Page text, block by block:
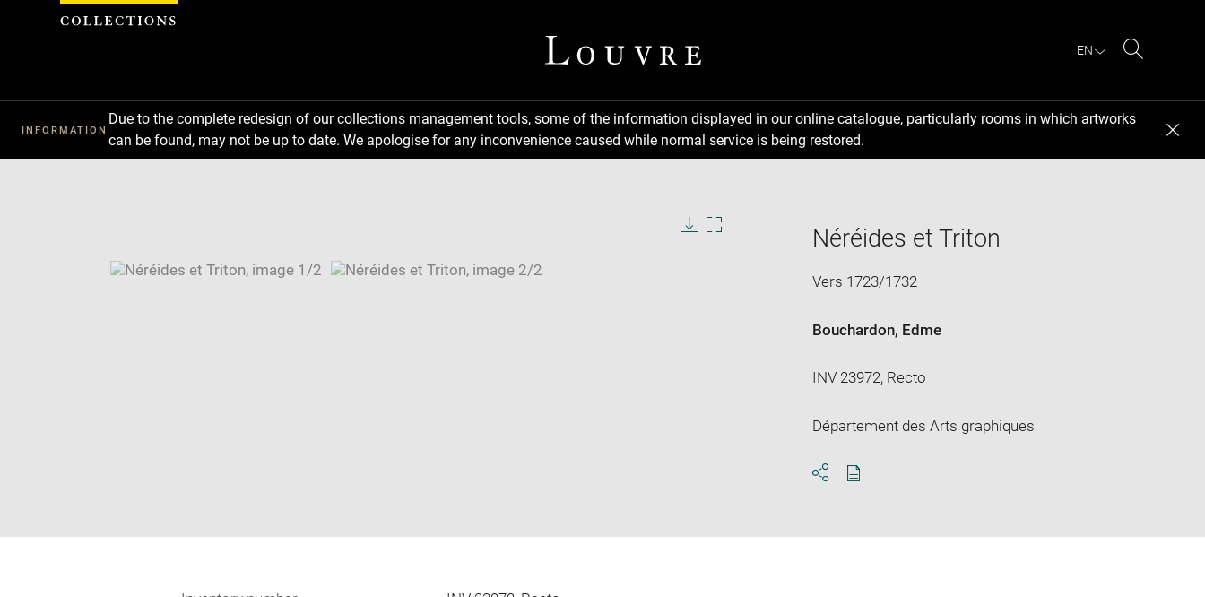
EN
INFORMATION
Due to the complete redesign of our collections management tools, some of the information displayed in our online catalogue, particularly rooms in which artworks
can be found, may not be up to date. We apologise for any inconvenience caused while normal service is being restored.
window
SKIP IMAGE CAROUSEL
Néréides et Triton
Vers 1723/1732
Bouchardon, Edme
INV 23972, Recto
Département des Arts graphiques
Cookies management panel